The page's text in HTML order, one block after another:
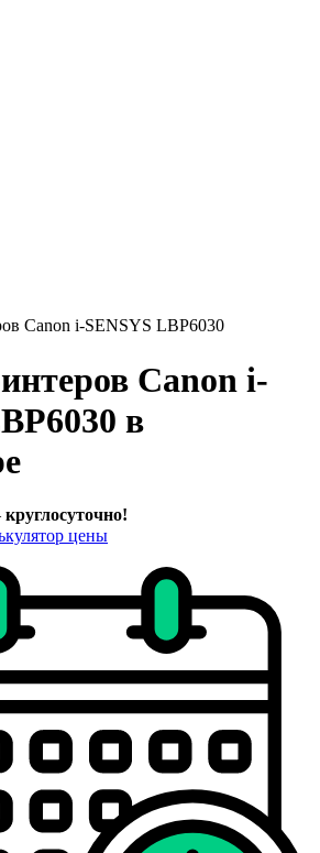
Canon i-SENSYS LBP6030
Canon i-
в
круглосуточно!
цены